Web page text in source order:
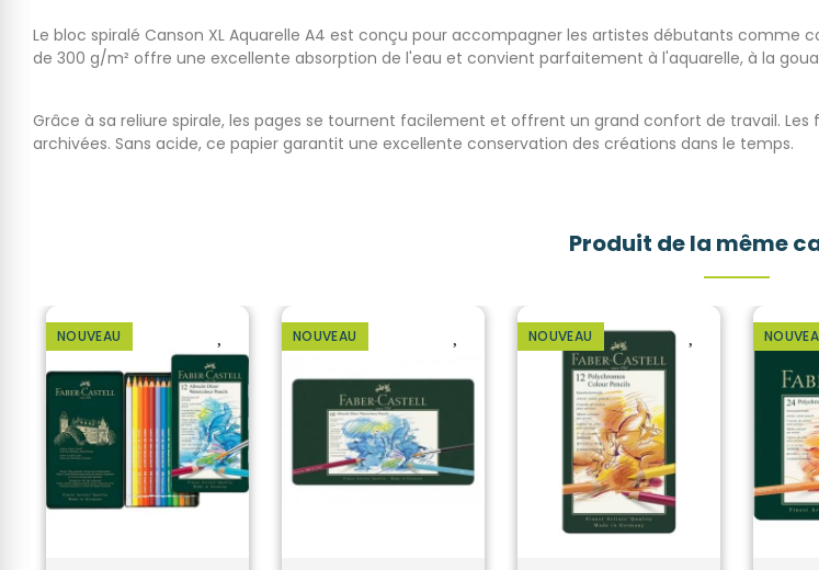
Le bloc spiralé Canson XL Aquarelle A4 est conçu pour accompagner les artistes débutants comme
de 300 g/m² offre une excellente absorption de l'eau et convient parfaitement à l'aquarelle, à la
Grâce à sa reliure spirale, les pages se tournent facilement et offrent un grand confort de travail.
archivées. Sans acide, ce papier garantit une excellente conservation des créations dans le temps.
Produit de la même
NOUVEAU NOUVEAU NOUVEAU